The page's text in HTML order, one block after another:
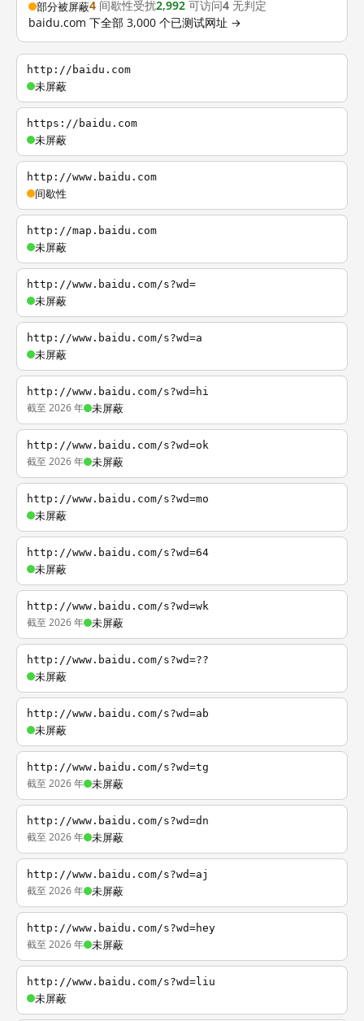
部分被屏蔽4 间歇性受扰2,992 可访问4 无判定
baidu.com 下全部 3,000 个已测试网址 →
http://baidu.com
未屏蔽
https://baidu.com
未屏蔽
http://www.baidu.com
间歇性
http://map.baidu.com
未屏蔽
http://www.baidu.com/s?wd=
未屏蔽
http://www.baidu.com/s?wd=a
未屏蔽
http://www.baidu.com/s?wd=hi
截至 2026 年 未屏蔽
http://www.baidu.com/s?wd=ok
截至 2026 年 未屏蔽
http://www.baidu.com/s?wd=mo
未屏蔽
http://www.baidu.com/s?wd=64
未屏蔽
http://www.baidu.com/s?wd=wk
截至 2026 年 未屏蔽
http://www.baidu.com/s?wd=??
未屏蔽
http://www.baidu.com/s?wd=ab
未屏蔽
http://www.baidu.com/s?wd=tg
截至 2026 年 未屏蔽
http://www.baidu.com/s?wd=dn
截至 2026 年 未屏蔽
http://www.baidu.com/s?wd=aj
截至 2026 年 未屏蔽
http://www.baidu.com/s?wd=hey
截至 2026 年 未屏蔽
http://www.baidu.com/s?wd=liu
未屏蔽